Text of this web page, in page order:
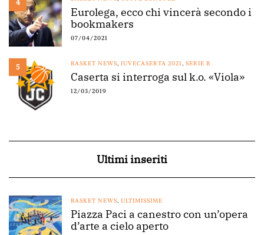
Eurolega, ecco chi vincerà secondo i
bookmakers
07/04/2021
5 BASKET NEWS, JUVECASERTA 2021, SERIE B
Caserta si interroga sul k.o. «Viola»
12/03/2019
Ultimi inseriti
BASKET NEWS, ULTIMISSIME
Piazza Paci a canestro con un’opera
d’arte a cielo aperto